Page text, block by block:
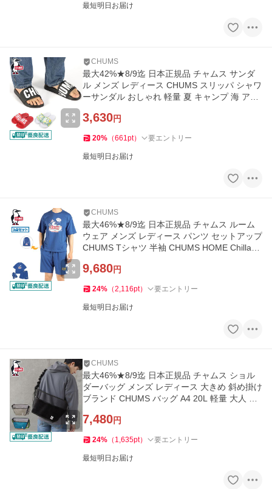
最短明日お届け
CHUMS
最大42%★8/9迄 日本正規品 チャムス サンダ
ル メンズ レディース CHUMS スリッパ シャワ
ーサンダル おしゃれ 軽量 夏 キャンプ 海 アウ
3,630円
20% （661pt） 要エントリー
最短明日お届け
CHUMS
最大46%★8/9迄 日本正規品 チャムス ルーム
ウェア メンズ レディース パンツ セットアップ
CHUMS Tシャツ 半袖 CHUMS HOME Chillax
9,680円
24% （2,116pt） 要エントリー
最短明日お届け
CHUMS
最大46%★8/9迄 日本正規品 チャムス ショル
ダーバッグ メンズ レディース 大きめ 斜め掛け
ブランド CHUMS バッグ A4 20L 軽量 大人 メ
7,480円
24% （ 1,635pt） 要エントリー
最短明日お届け